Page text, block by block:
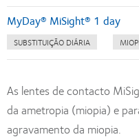
MyDay® MiSight® 1 day
SUBSTITUIÇÃO DIÁRIA
As lentes de contacto
da ametropia (miopia) e
agravamento da miopia.